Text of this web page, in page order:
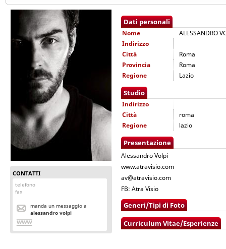
CONTATTI
telefono
fax
manda un messaggio a
alessandro volpi
Dati personali
Nome
ALESSANDRO
Indirizzo
Città
Roma
Provincia
Roma
Regione
Lazio
Studio
Indirizzo
Città
roma
Regione
lazio
Presentazione
Alessandro Volpi
www.atravisio.com
av@atravisio.com
FB: Atra Visio
Generi/Tipi di Foto
Curriculum Vitae/Esperienze